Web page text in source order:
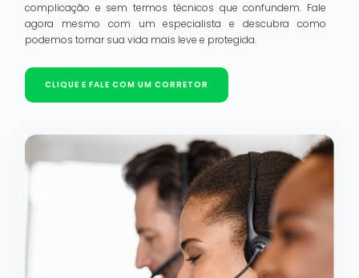
complicação e sem termos técnicos que confundem. Fale
agora mesmo com um especialista e descubra como
podemos tornar sua vida mais leve e protegida.
CLIQUE E FALE COM UM CORRETOR